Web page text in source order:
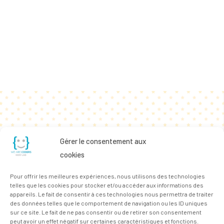
Gérer le consentement aux
cookies
Pour offrir les meilleures expériences, nous utilisons des technologies
telles que les cookies pour stocker et/ou accéder aux informations des
appareils. Le fait de consentir à ces technologies nous permettra de traiter
des données telles que le comportement de navigation ou les ID uniques
sur ce site. Le fait de ne pas consentir ou de retirer son consentement
peut avoir un effet négatif sur certaines caractéristiques et fonctions.